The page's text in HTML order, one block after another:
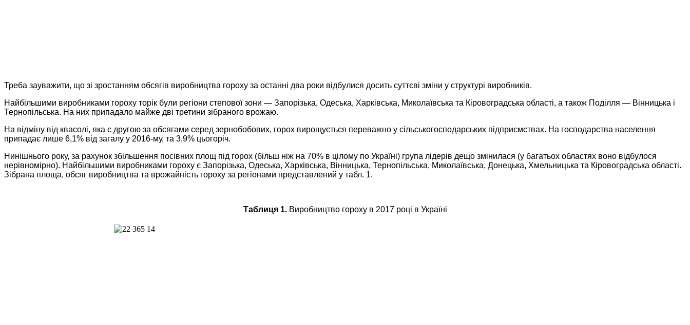
Треба зауважити, що зі зростанням обсягів виробництва гороху за останні два роки відбулися досить суттєві зміни у структурі виробників.
Найбільшими виробниками гороху торік були регіони степової зони — Запорізька, Одеська, Харківська, Миколаївська та Кіровоградська області, а також Поділля — Вінницька і
Тернопільська. На них припадало майже дві третини зібраного врожаю.
На відміну від квасолі, яка є другою за обсягами серед зернобобових, горох вирощується переважно у сільськогосподарських підприємствах. На господарства населення
припадає лише 6,1% від загалу у 2016-му, та 3,9% цьогоріч.
Нинішнього року, за рахунок збільшення посівних площ під горох (більш ніж на 70% в цілому по Україні) група лідерів дещо змінилася (у багатьох областях воно відбулося
нерівномірно). Найбільшими виробниками гороху є Запорізька, Одеська, Харківська, Вінницька, Тернопільська, Миколаївська, Донецька, Хмельницька та Кіровоградська області.
Зібрана площа, обсяг виробництва та врожайність гороху за регіонами представлений у табл. 1.
Таблиця 1.Виробництво гороху в 2017 році в Україні